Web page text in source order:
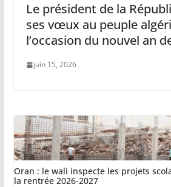
Le président de la
ses vœux au peuple
l’occasion du nouvel an
juin 15, 2026
Oran : le wali inspecte les projets
la rentrée 2026-2027